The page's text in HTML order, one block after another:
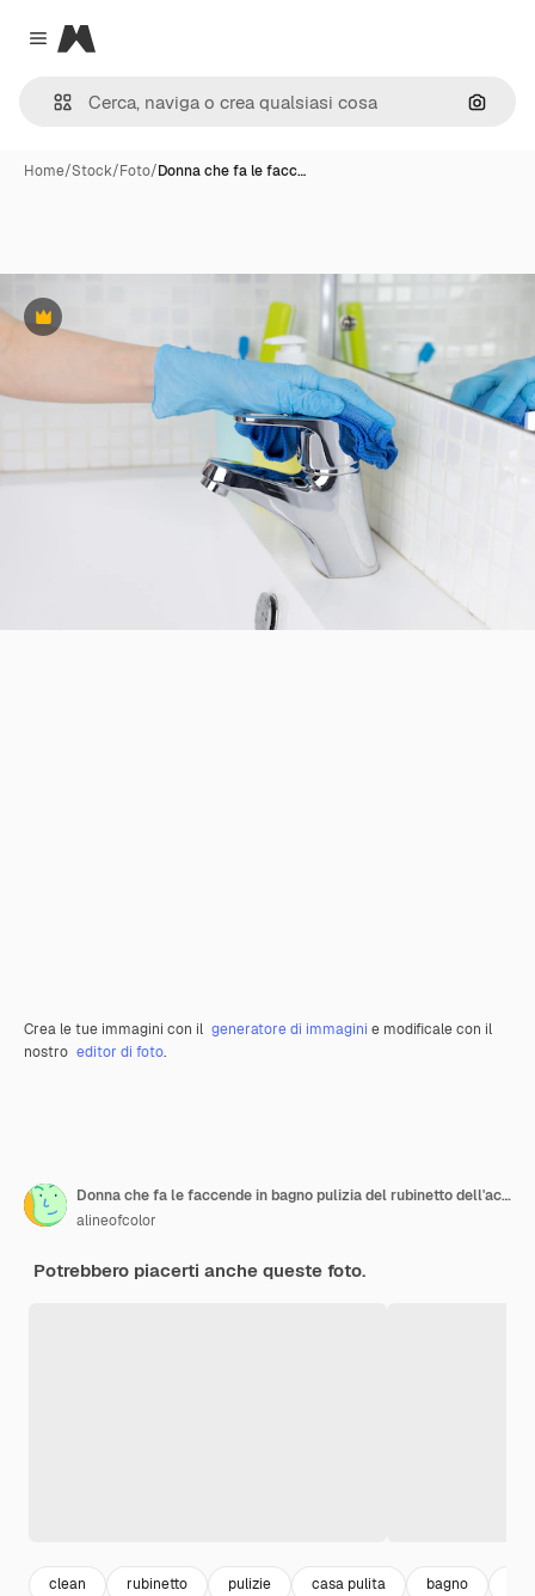
Close menu
Magnific
Cerca
Home/Stock/Foto/Donna che fa le facc…
Premium
Crea le tue immagini con il generatore di immagini e modificale con il
nostro editor di foto.
Donna che fa le faccende in bagno pulizia del rubinetto dell'acqua
alineofcolor
Potrebbero piacerti anche queste foto.
clean rubinetto pulizie casa pulita bagno